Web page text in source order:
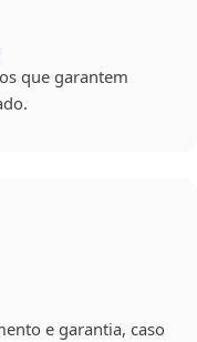
que garantem
e garantia, caso